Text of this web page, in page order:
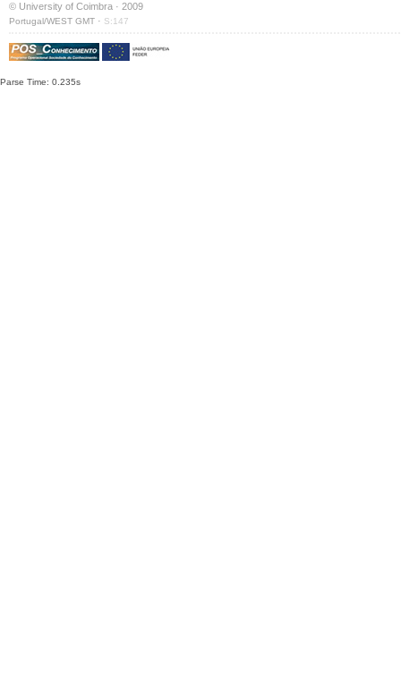
© University of Coimbra · 2009
Portugal/WEST GMT · S:147
Parse Time: 0.235s